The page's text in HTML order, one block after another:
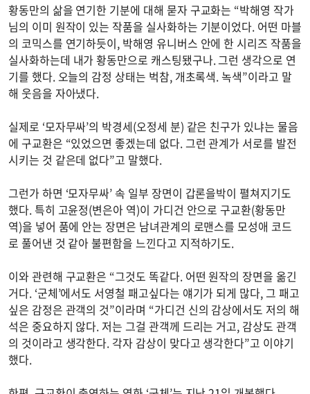
황동만의 삶을 연기한 기분에 대해 묻자 구교화는 “박해영 작가
님의 이미 원작이 있는 작품을 실사화하는 기분이었다. 어떤 마블
의 코믹스를 연기하듯이, 박해영 유니버스 안에 한 시리즈 작품을
실사화하는데 내가 황동만으로 캐스팅됐구나. 그런 생각으로 연
기를 했다. 오늘의 감정 상태는 벅참, 개초록색. 녹색”이라고 말
해 웃음을 자아냈다.
실제로 ‘모자무싸’의 박경세(오정세 분) 같은 친구가 있냐는 물음
에 구교환은 “있었으면 좋겠는데 없다. 그런 관계가 서로를 발전
시키는 것 같은데 없다”고 말했다.
그런가 하면 ‘모자무싸’ 속 일부 장면이 갑론을박이 펼쳐지기도
했다. 특히 고윤정(변은아 역)이 가디건 안으로 구교환(황동만
역)을 넣어 품에 안는 장면은 남녀관계의 로맨스를 모성애 코드
로 풀어낸 것 같아 불편함을 느낀다고 지적하기도.
이와 관련해 구교환은 “그것도 똑같다. 어떤 원작의 장면을 옮긴
거다. ‘군체’에서도 서영철 패고싶다는 얘기가 되게 많다, 그 패고
싶은 감정은 관객의 것”이라며 “가디건 신의 감상에서도 저의 해
석은 중요하지 않다. 저는 그걸 관객께 드리는 거고, 감상도 관객
의 것이라고 생각한다. 각자 감상이 맞다고 생각한다”고 이야기
했다.